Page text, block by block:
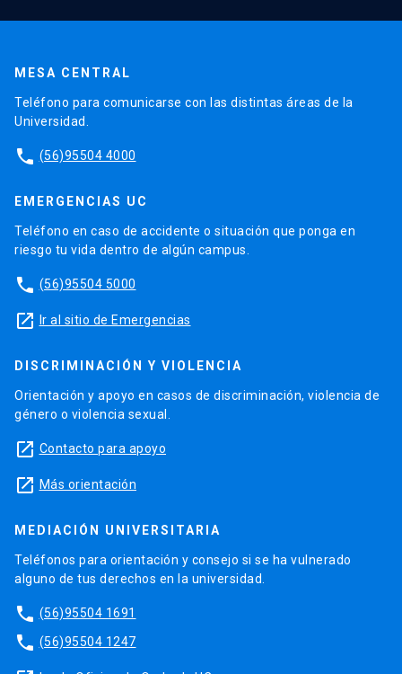
MESA CENTRAL
Teléfono para comunicarse con las distintas áreas de la
Universidad.
phone (56)95504 4000
EMERGENCIAS UC
Teléfono en caso de accidente o situación que ponga en
riesgo tu vida dentro de algún campus.
phone (56)95504 5000
launch Ir al sitio de Emergencias
DISCRIMINACIÓN Y VIOLENCIA
Orientación y apoyo en casos de discriminación, violencia de
género o violencia sexual.
launch Contacto para apoyo
launch Más orientación
MEDIACIÓN UNIVERSITARIA
Teléfonos para orientación y consejo si se ha vulnerado
alguno de tus derechos en la universidad.
phone (56)95504 1691
phone (56)95504 1247